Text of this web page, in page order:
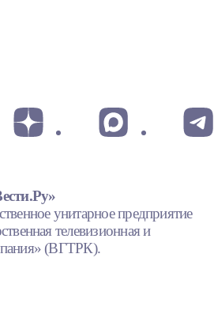
унитарное предприятие
телевизионная и
(ВГТРК).